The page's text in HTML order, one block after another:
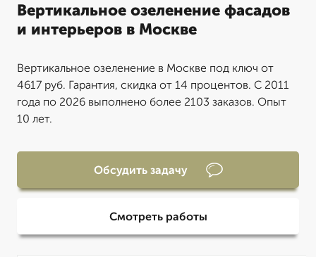
Вертикальное озеленение фасадов
и интерьеров в Москве
Вертикальное озеленение в Москве под ключ от
4617 руб. Гарантия, скидка от 14 процентов. С 2011
года по 2026 выполнено более 2103 заказов. Опыт
10 лет.
Обсудить задачу
Смотреть работы